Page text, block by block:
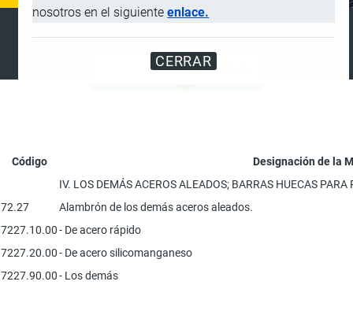
nosotros en el siguienteenlace.
CERRAR
SUSCRIBIRSE
ANUNCIAR
Código
Designación de la
IV. LOS DEMÁS ACEROS ALEADOS; BARRAS HUECAS
72.27
Alambrón de los demás aceros aleados.
7227.10.00- De acero rápido
7227.20.00- De acero silicomanganeso
7227.90.00- Los demás